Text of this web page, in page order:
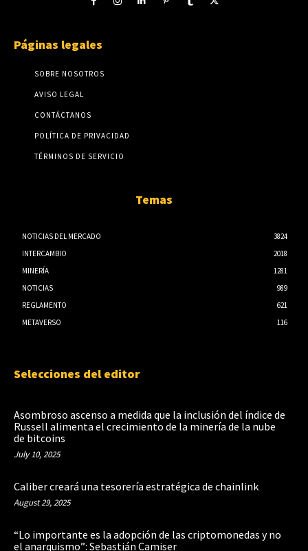
Páginas legales
SOBRE NOSOTROS
AVISO LEGAL
CONTÁCTANOS
POLÍTICA DE PRIVACIDAD
TÉRMINOS DE SERVICIO
Temas
NOTICIAS DEL MERCADO
3824
INTERCAMBIO
2018
MINERÍA
1281
NOTICIAS
989
REGLAMENTO
621
METAVERSO
116
Selecciones del editor
Asombroso ascenso a medida que la inclusión del índice de
Russell alimenta el crecimiento de la minería de la nube
de bitcoins
July 10, 2025
Caliber creará una tesorería estratégica de chainlink
August 29, 2025
“Lo importante es la adopción de las criptomonedas y no
el anarquismo”: Sebastián Camiser